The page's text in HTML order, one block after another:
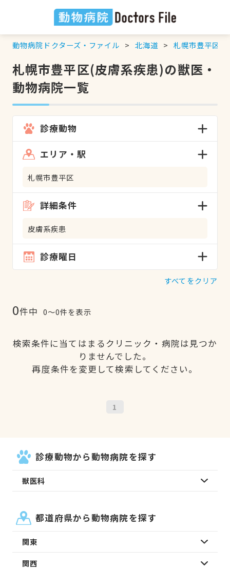
動物病院ドクターズ・ファイル 北海道 札幌市豊平区
札幌市豊平区(皮膚系疾患)の獣医・
動物病院一覧
診療動物
エリア・駅
札幌市豊平区
詳細条件
皮膚系疾患
診療曜日
すべてをクリア
0件中 0〜0件を表示
検索条件に当てはまるクリニック・病院は見つか
りませんでした。
再度条件を変更して検索してください。
1
診療動物から動物病院を探す
獣医科
都道府県から動物病院を探す
関東
関西